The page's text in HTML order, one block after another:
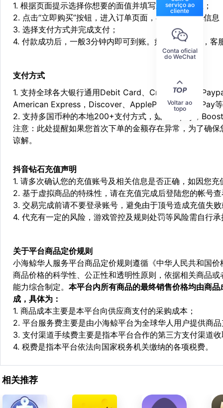
1. 根据页面提示选择你想要的面值并填写对应充值信息；
2. 点击“立即购买”按钮，进入订单页面，再次确定订单信息
3. 选择支付方式并完成支付；
4. 付款成功后，一般3分钟内即可到账。如遇特殊情况，
支付方式
1. 支持全球各大银行通用Debit Card、Credit Card和
American Express，Discover、ApplePay和GooglePay
2. 支持多国币种的本地200+支付方式，如：Alipay，
注意：此处提醒如果您首次下单的金额存在异常，为了确
谅解。
抖音钻石充值声明
1. 请多次确认您的充值账号及相关信息是否正确，如因您
2. 基于虚拟商品的特殊性，请在充值完成后登陆您的帐号
3. 交易完成前请不要登录账号，避免由于顶号造成充值失
4. 代充有一定的风险，游戏管控及规则处罚等风险需自行承
关于平台商品定价规则
小海鲸华人服务平台商品定价规则遵循《中华人民共和国
商品价格的科学性、公正性和透明性原则，依据相关商品
能力综合制定。 本平台内所有商品的最终销售价格均由商
成，具体为：
1. 商品成本主要是本平台向供应商支付的采购成本；
2. 平台服务费主要是由小海鲸平台为全球华人用户提供商
3. 支付渠道手续费主要是指本平台合作的第三方支付渠道
4. 税费是指本平台依法向国家税务机关缴纳的各项税费。
相关推荐
serviço ao
cliente
Conta oficial
do WeChat
Voltar ao
topo